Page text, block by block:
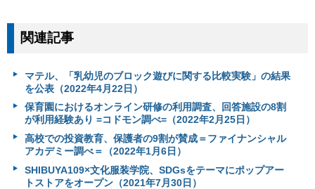
関連記事
マテル、「乳幼児のブロック遊びに関する比較実験」の結果
を公表（2022年4月22日）
保育園におけるオンライン研修の利用調査、回答施設の8割
が利用経験あり =コドモン調べ=（2022年2月25日）
高校での投資教育、保護者の9割が賛成＝ファイナンシャル
アカデミー調べ＝（2022年1月6日）
SHIBUYA109×文化服装学院、SDGsをテーマにポップアー
トストアをオープン（2021年7月30日）